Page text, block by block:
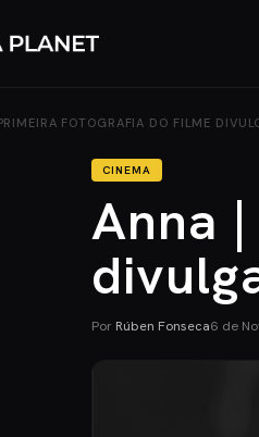
FOTOGRAFIA DO FILME
CINEMA
Anna
Por Rúben Fonseca6 de